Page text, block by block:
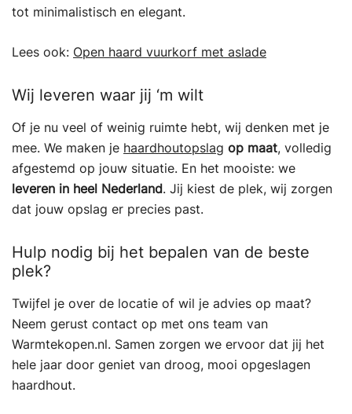
tot minimalistisch en elegant.
Lees ook: Open haard vuurkorf met aslade
Wij leveren waar jij ‘m wilt
Of je nu veel of weinig ruimte hebt, wij denken met je
mee. We maken je haardhoutopslag op maat, volledig
afgestemd op jouw situatie. En het mooiste: we
leveren in heel Nederland. Jij kiest de plek, wij zorgen
dat jouw opslag er precies past.
Hulp nodig bij het bepalen van de beste
plek?
Twijfel je over de locatie of wil je advies op maat?
Neem gerust contact op met ons team van
Warmtekopen.nl. Samen zorgen we ervoor dat jij het
hele jaar door geniet van droog, mooi opgeslagen
haardhout.